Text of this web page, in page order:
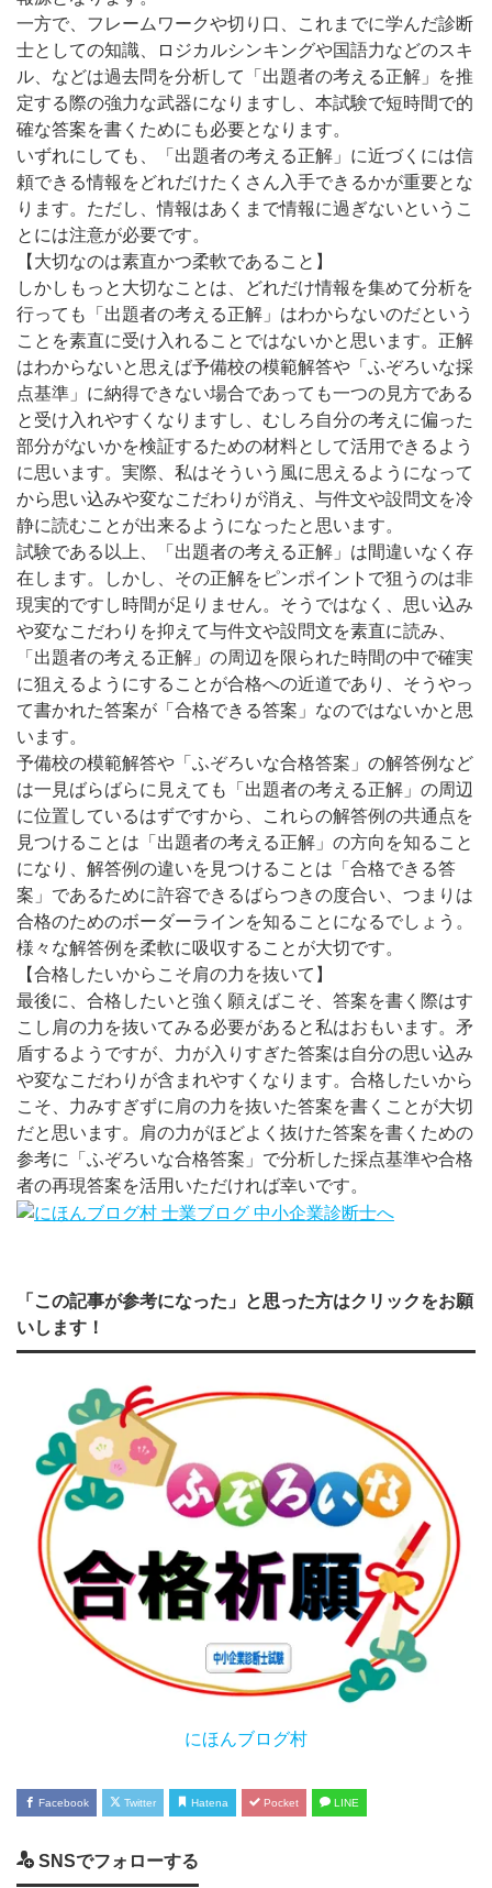
一方で、フレームワークや切り口、これまでに学んだ診断
士としての知識、ロジカルシンキングや国語力などのスキ
ル、などは過去問を分析して「出題者の考える正解」を推
定する際の強力な武器になりますし、本試験で短時間で的
確な答案を書くためにも必要となります。
いずれにしても、「出題者の考える正解」に近づくには信
頼できる情報をどれだけたくさん入手できるかが重要とな
ります。ただし、情報はあくまで情報に過ぎないというこ
とには注意が必要です。
【大切なのは素直かつ柔軟であること】
しかしもっと大切なことは、どれだけ情報を集めて分析を
行っても「出題者の考える正解」はわからないのだという
ことを素直に受け入れることではないかと思います。正解
はわからないと思えば予備校の模範解答や「ふぞろいな採
点基準」に納得できない場合であっても一つの見方である
と受け入れやすくなりますし、むしろ自分の考えに偏った
部分がないかを検証するための材料として活用できるよう
に思います。実際、私はそういう風に思えるようになって
から思い込みや変なこだわりが消え、与件文や設問文を冷
静に読むことが出来るようになったと思います。
試験である以上、「出題者の考える正解」は間違いなく存
在します。しかし、その正解をピンポイントで狙うのは非
現実的ですし時間が足りません。そうではなく、思い込み
や変なこだわりを抑えて与件文や設問文を素直に読み、
「出題者の考える正解」の周辺を限られた時間の中で確実
に狙えるようにすることが合格への近道であり、そうやっ
て書かれた答案が「合格できる答案」なのではないかと思
います。
予備校の模範解答や「ふぞろいな合格答案」の解答例など
は一見ばらばらに見えても「出題者の考える正解」の周辺
に位置しているはずですから、これらの解答例の共通点を
見つけることは「出題者の考える正解」の方向を知ること
になり、解答例の違いを見つけることは「合格できる答
案」であるために許容できるばらつきの度合い、つまりは
合格のためのボーダーラインを知ることになるでしょう。
様々な解答例を柔軟に吸収することが大切です。
【合格したいからこそ肩の力を抜いて】
最後に、合格したいと強く願えばこそ、答案を書く際はす
こし肩の力を抜いてみる必要があると私はおもいます。矛
盾するようですが、力が入りすぎた答案は自分の思い込み
や変なこだわりが含まれやすくなります。合格したいから
こそ、力みすぎずに肩の力を抜いた答案を書くことが大切
だと思います。肩の力がほどよく抜けた答案を書くための
参考に「ふぞろいな合格答案」で分析した採点基準や合格
者の再現答案を活用いただければ幸いです。
「この記事が参考になった」と思った方はクリックをお願
いします！
にほんブログ村
Facebook Twitter Hatena Pocket LINE
SNSでフォローする